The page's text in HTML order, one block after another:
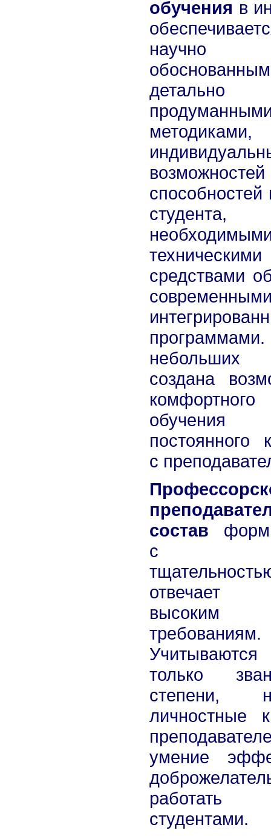
обучения в
научно
детально
методиками,
способностей
студента,
техническими
средствами
небольших
создана
комфортного
постоянного
с
состав
с
отвечает
высоким
требованиям.
только
личностные
умение
студентами.